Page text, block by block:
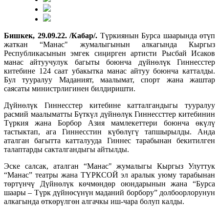
Бишкек, 29.09.22. /Кабар/. Түркиянын Бурса шаарында өтүп
жаткан “Манас" жумалыгынын алкагында Кыргыз
Республикасынын эмгек сиңирген артисти Рысбай Исаков
манас айтуучулук багыты боюнча дүйнөлүк Гиннесстер
китебине 124 саат убакытка манас айтуу боюнча катталды.
Бул тууралуу Маданият, маалымат, спорт жана жаштар
саясаты министрлигинен билдиришти.
Дүйнөлүк Гиннесстер китебине катталгандыгы тууралуу
расмий маалыматты Бүткүл дүйнөлүк Гиннессттер китебинин
Түркия жана Борбор Азия мамлекеттери боюнча өкүлү
тастыктап, ага Гиннесстин күбөлүгү тапшырылды. Анда
аталган багытта катталууда Гиннес тарабынан бекитилген
талаптарды сакталгандыгы айтылды.
Эске салсак, аталган “Манас" жумалыгы Кыргыз Улуттук
“Манас” театры жана ТҮРКСОЙ эл аралык уюму тарабынан
төртүнчү Дүйнөлүк көчмөндөр оюндарынын жана “Бурса
шаары – Түрк дүйнөсүнүн маданий борбору” долбоорлорунун
алкагында өткөрүлгөн алгачкы иш-чара болуп калды.